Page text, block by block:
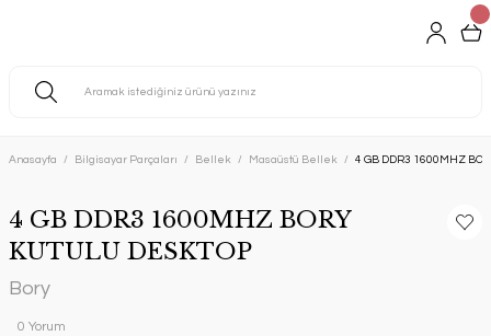
Anasayfa Bilgisayar Parçaları Bellek Masaüstü Bellek 4 GB DDR3 1600MHZ
4 GB DDR3 1600MHZ BORY
KUTULU DESKTOP
Bory
0 Yorum